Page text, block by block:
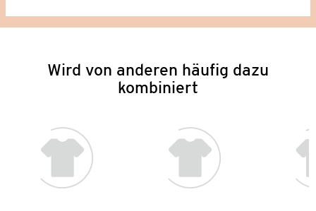
Wird von anderen häufig dazu
kombiniert